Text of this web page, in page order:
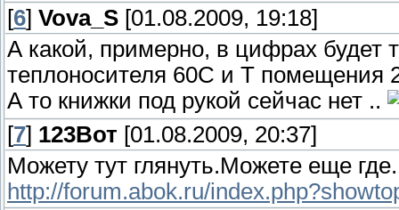
[6] Vova_S [01.08.2009, 19:18]
А какой, примерно, в цифрах
теплоносителя 60С и Т помещения
А то книжки под рукой сейчас нет ..
[7] 123Вот [01.08.2009, 20:37]
Можету тут глянуть.Можете еще где.
http://forum.abok.ru/